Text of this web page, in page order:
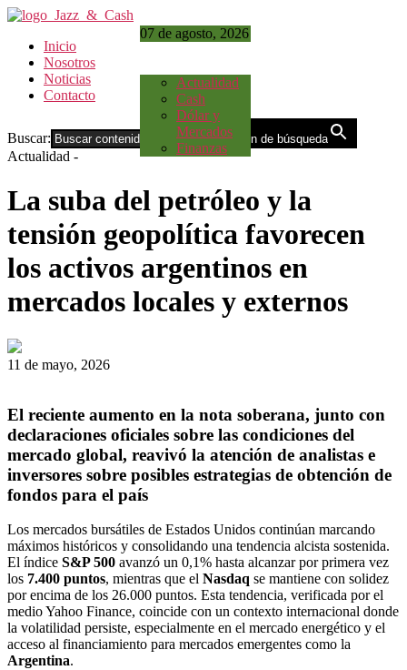
07 de agosto, 2026
Inicio
Nosotros
Noticias
Actualidad
Cash
Dólar y
Mercados
Finanzas
Contacto
Buscar: Botón de búsqueda
Actualidad -
La suba del petróleo y la
tensión geopolítica favorecen
los activos argentinos en
mercados locales y externos
11 de mayo, 2026
El reciente aumento en la nota soberana, junto con
declaraciones oficiales sobre las condiciones del
mercado global, reavivó la atención de analistas e
inversores sobre posibles estrategias de obtención de
fondos para el país
Los mercados bursátiles de Estados Unidos continúan marcando
máximos históricos y consolidando una tendencia alcista sostenida.
El índice S&P 500 avanzó un 0,1% hasta alcanzar por primera vez
los 7.400 puntos, mientras que el Nasdaq se mantiene con solidez
por encima de los 26.000 puntos. Esta tendencia, verificada por el
medio Yahoo Finance, coincide con un contexto internacional donde
la volatilidad persiste, especialmente en el mercado energético y el
acceso al financiamiento para mercados emergentes como la
Argentina.